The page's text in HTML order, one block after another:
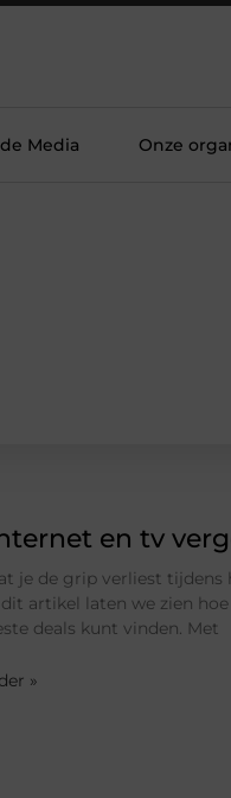
Media Onze
en tv
je de grip verliest
artikel laten we zien
deals kunt vinden. Met
»